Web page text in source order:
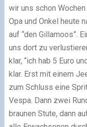
wir uns schon
Opa und Onkel heute
auf “den Gillamoos”.
uns dort zu
klar, “ich hab 5 Euro
klar. Erst mit einem
zum Schluss eine
Vespa. Dann zwei
braunen Stute, dann